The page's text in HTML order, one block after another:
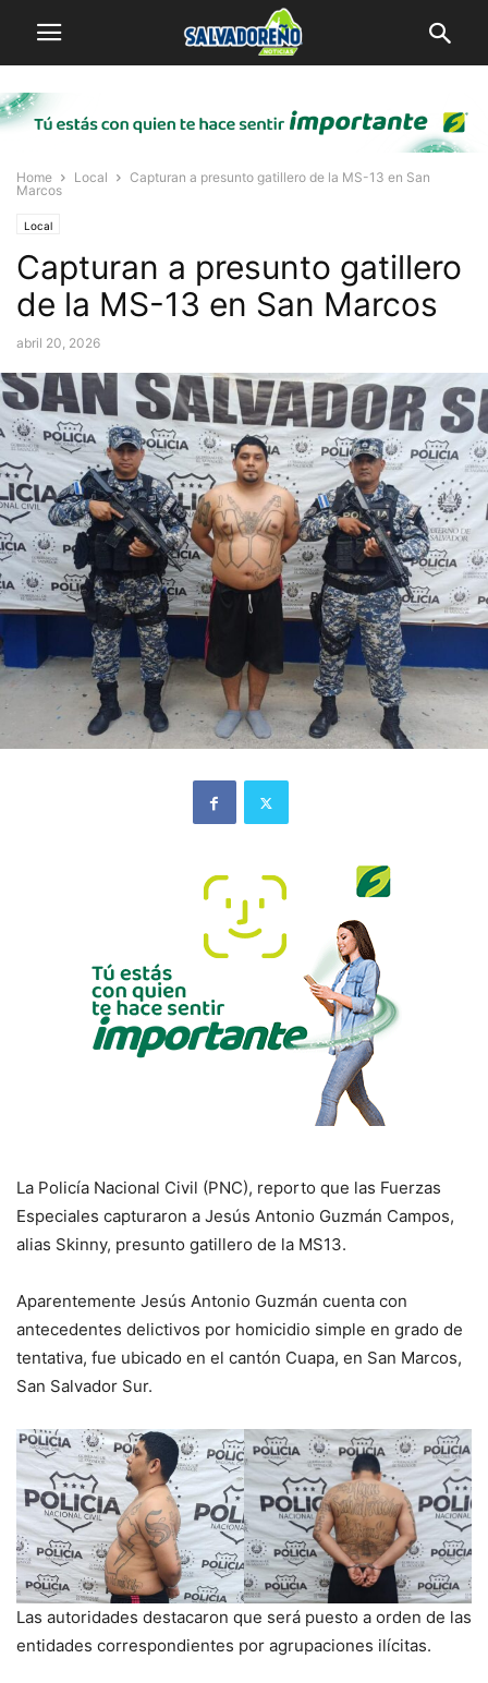
Home Local
Capturan a presunto gatillero de la MS-13 en San
Marcos
Local
Capturan a presunto gatillero
de la MS-13 en San Marcos
abril 20, 2026
La Policía Nacional Civil (PNC), reporto que las Fuerzas
Especiales capturaron a Jesús Antonio Guzmán Campos,
alias Skinny, presunto gatillero de la MS13.
Aparentemente Jesús Antonio Guzmán cuenta con
antecedentes delictivos por homicidio simple en grado de
tentativa, fue ubicado en el cantón Cuapa, en San Marcos,
San Salvador Sur.
Las autoridades destacaron que será puesto a orden de las
entidades correspondientes por agrupaciones ilícitas.